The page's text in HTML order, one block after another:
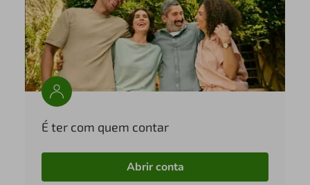
É ter com quem contar
Abrir conta